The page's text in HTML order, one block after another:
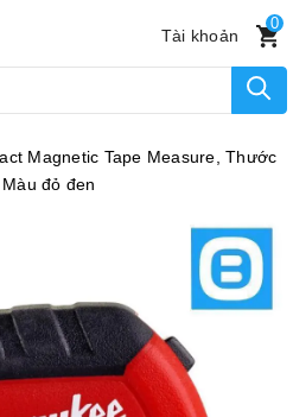
Tài khoản
0
Magnetic Tape Measure, Thước
đỏ đen